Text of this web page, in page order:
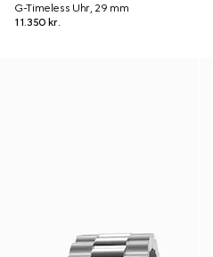
G-Timeless Uhr, 29 mm
11.350 kr.